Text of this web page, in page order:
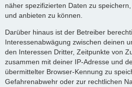
näher spezifizierten Daten zu
und anbieten zu können.
Darüber hinaus ist der Betreiber
Interessenabwägung zwischen deinen
den Interessen Dritter, Zeitpunkte von
zusammen mit deiner IP-Adresse und
übermittelter Browser-Kennung zu
Gefahrenabwehr oder zur rechtlichen